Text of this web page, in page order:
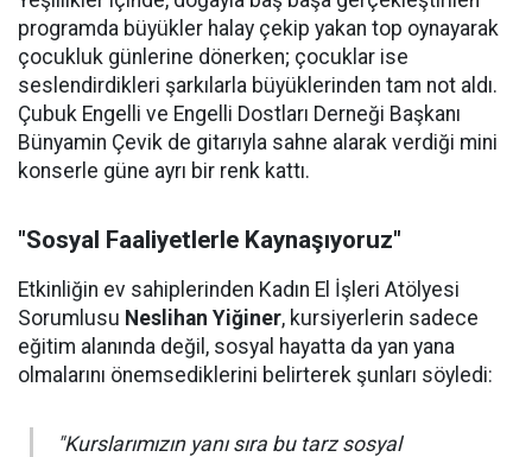
programda büyükler halay çekip yakan top oynayarak
çocukluk günlerine dönerken; çocuklar ise
seslendirdikleri şarkılarla büyüklerinden tam not aldı.
Çubuk Engelli ve Engelli Dostları Derneği Başkanı
Bünyamin Çevik de gitarıyla sahne alarak verdiği mini
konserle güne ayrı bir renk kattı.
"Sosyal Faaliyetlerle Kaynaşıyoruz"
Etkinliğin ev sahiplerinden Kadın El İşleri Atölyesi
Sorumlusu Neslihan Yiğiner, kursiyerlerin sadece
eğitim alanında değil, sosyal hayatta da yan yana
olmalarını önemsediklerini belirterek şunları söyledi:
"Kurslarımızın yanı sıra bu tarz sosyal